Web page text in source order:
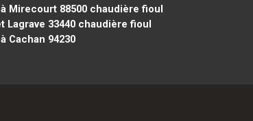
Mirecourt 88500 chaudière fioul
Lagrave 33440 chaudière fioul
Cachan 94230